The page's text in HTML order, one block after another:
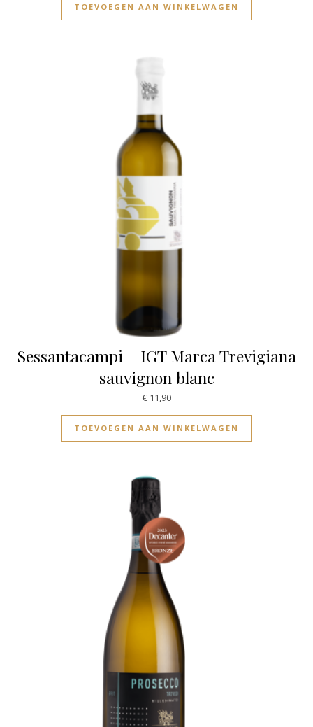
TOEVOEGEN AAN WINKELWAGEN
Sessantacampi – IGT Marca Trevigiana
sauvignon blanc
€11,90
TOEVOEGEN AAN WINKELWAGEN